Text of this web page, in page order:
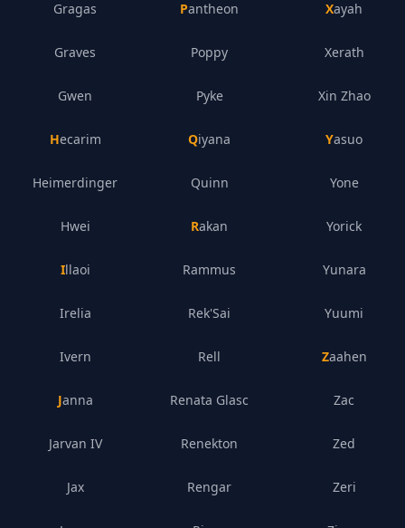
Gragas
Graves
Gwen
Hecarim
Heimerdinger
Hwei
Illaoi
Irelia
Ivern
Janna
Jarvan IV
Jax
Pantheon
Poppy
Pyke
Qiyana
Quinn
Rakan
Rammus
Rek'Sai
Rell
Renata Glasc
Renekton
Rengar
Xayah
Xerath
Xin Zhao
Yasuo
Yone
Yorick
Yunara
Yuumi
Zaahen
Zac
Zed
Zeri